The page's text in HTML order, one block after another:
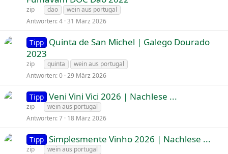
zip dao
wein aus portugal
Antworten 4 31 März 2026
Tipp Quinta de San Michel | Galego Dourado
2023
zip quinta
wein aus portugal
Antworten 0 29 März 2026
Tipp Veni Vini Vici 2026 | Nachlese ...
zip
wein aus portugal
Antworten 7 18 März 2026
Tipp Simplesmente Vinho 2026 | Nachlese ...
zip
wein aus portugal